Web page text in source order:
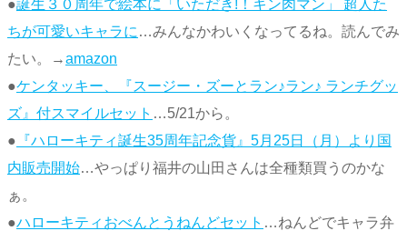
●誕生３０周年で絵本に「いただき!！キン肉マン」 超人た
ちが可愛いキャラに …みんなかわいくなってるね。読んでみ
たい。→amazon
●ケンタッキー、『スージー・ズーとラン♪ラン♪ ランチグッ
ズ』付スマイルセット …5/21から。
● 『ハローキティ誕生35周年記念貨』5月25日（月）より国
内販売開始…やっぱり福井の山田さんは全種類買うのかな
ぁ。
●ハローキティおべんとうねんどセット …ねんどでキャラ弁